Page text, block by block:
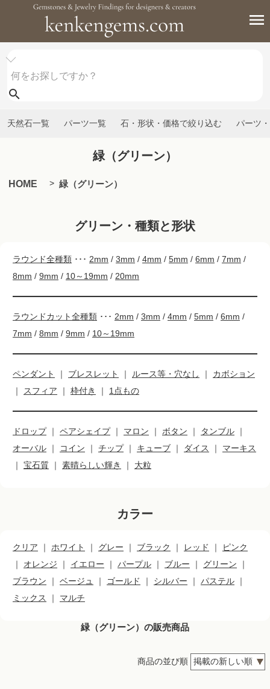
天然石一覧 パーツ一覧 石・形状・価格で絞り込む パーツ
緑（グリーン）
HOME 緑（グリーン）
グリーン・種類と形状
ラウンド全種類 ･･･ 2mm / 3mm / 4mm / 5mm / 6mm / 7mm /
8mm / 9mm / 10～19mm / 20mm
ラウンドカット全種類 ･･･ 2mm / 3mm / 4mm / 5mm / 6mm /
7mm / 8mm / 9mm / 10～19mm
ペンダント ｜ ブレスレット ｜ ルース等・穴なし ｜ カボション
｜
スフィア ｜ 枠付き ｜ 1点もの
ドロップ｜ ペアシェイプ｜ マロン ｜ ボタン ｜ タンブル ｜
オーバル ｜ コイン ｜ チップ｜ キューブ ｜ ダイス ｜ マーキス
｜ 宝石質 ｜ 素晴らしい輝き ｜ 大粒
カラー
クリア ｜ ホワイト ｜ グレー ｜ ブラック ｜ レッド ｜
ピンク
｜ オレンジ ｜ イエロー ｜ パープル ｜ ブルー ｜ グリーン ｜
ブラウン ｜ ベージュ ｜ ゴールド ｜ シルバー ｜ パステル ｜
ミックス
｜ マルチ
緑（グリーン）の販売商品
商品の並び順